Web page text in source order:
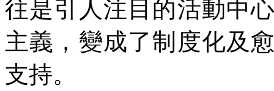
往是引人注目的活動中
主義，變成了制度化及
支持。